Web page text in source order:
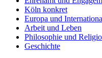
Köln konkret
Europa und
Arbeit und Leben
Philosophie und
Geschichte